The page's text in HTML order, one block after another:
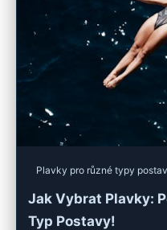
Plavky pro různé typy postav
Jak Vybrat Plavky:
Typ Postavy!